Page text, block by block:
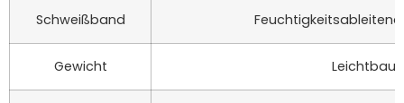
Schweißband
Gewicht